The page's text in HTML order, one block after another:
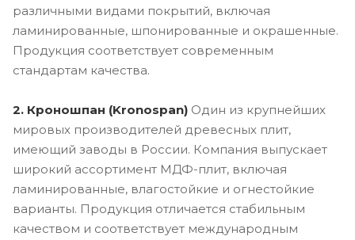
различными видами покрытий, включая
ламинированные, шпонированные и окрашенные.
Продукция соответствует современным
стандартам качества.
2. Кроношпан (Kronospan) Один из крупнейших
мировых производителей древесных плит,
имеющий заводы в России. Компания выпускает
широкий ассортимент МДФ-плит, включая
ламинированные, влагостойкие и огнестойкие
варианты. Продукция отличается стабильным
качеством и соответствует международным